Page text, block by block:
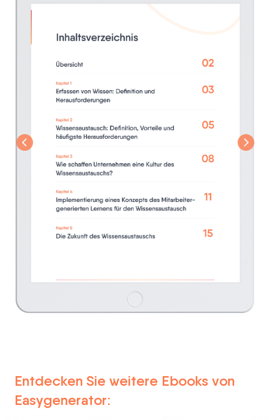
Zum Anzeigen der Beispielseiten swipen
Entdecken Sie weitere Ebooks von
Easygenerator: